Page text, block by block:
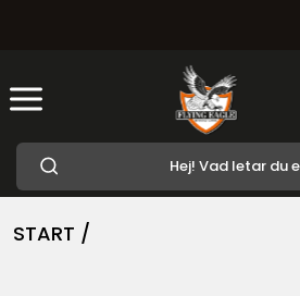
START /